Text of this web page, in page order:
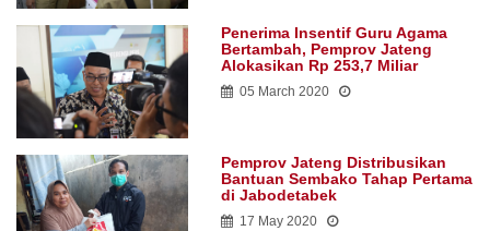
Penerima Insentif Guru Agama
Bertambah, Pemprov Jateng
Alokasikan Rp 253,7 Miliar
05 March 2020
Pemprov Jateng Distribusikan
Bantuan Sembako Tahap Pertama
di Jabodetabek
17 May 2020